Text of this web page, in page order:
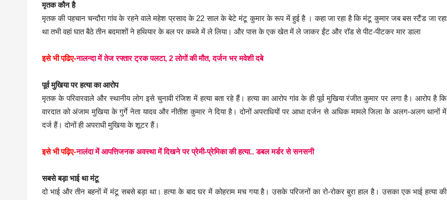
मृतक कौन है
मृतक की पहचान चन्दौरा गांव के रहने वाले महेश प्रसाद के 22 साल के बेटे मंटू कुमार के रूप में हुई है । कहा जा रहा है कि मंटू कुमार जब बस स्टैंड जा रहा
था तभी वहां घात बैठे तीन बदमाशों ने हथियार के बल पर कब्जे में ले लिया। और पास के एक खेत में ले जाकर ईंट और रॉड से पीट-पीटकर मार डाला
इसे भी पढि़ए-नालन्दा में तेज रफ्तार ट्रक पलटा, 2 लोगों की मौत, दर्जन भर मवेशी दबे
पूर्व मुखिया पर हत्या का आरोप
मृतक के परिवारवाले और स्थानीय लोग इसे चुनावी रंजिश में हत्या बता रहे हैं। हत्या का आरोप गांव के ही पूर्व मुखिया रंजीत कुमार पर लगा है। आरोप है कि
वारदात को अंजाम मुखिया के गुर्गे नेता यादव और नीतीश कुमार ने दिया है। दोनों अपराधियों पर आधा दर्जन से अधिक मामले जिला के अलग-अलग थानों में
दर्ज हैं। दोनों ही अपराधी मुखिया के शूटर हैं।
इसे भी पढ़िए-नालंदा में आपत्तिजनक अवस्था में दिखने पर प्रेमी-प्रेमिका की हत्या.. डबल मर्डर से सनसनी
सबसे बड़ा भाई था मंटू
दो भाई और तीन बहनों में मंटू सबसे बड़ा था। हत्या के बाद घर में कोहराम मच गया है। उसके परिजनों का रो-रोकर बुरा हाल है। उसका एक भाई हत्या की